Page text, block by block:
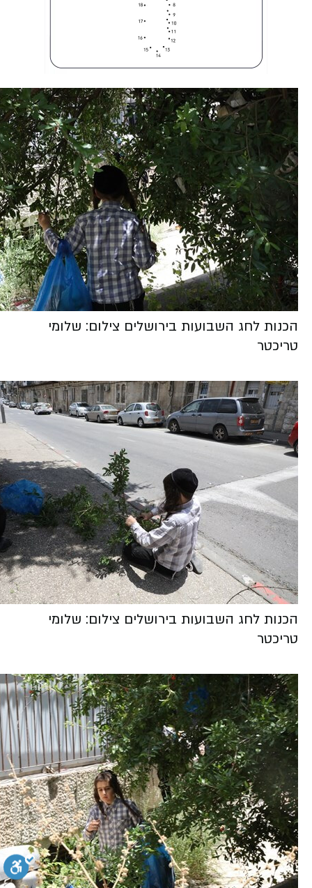
הכנות לחג השבועות בירושלים צילום: שלומי
טריכטר
הכנות לחג השבועות בירושלים צילום: שלומי
טריכטר